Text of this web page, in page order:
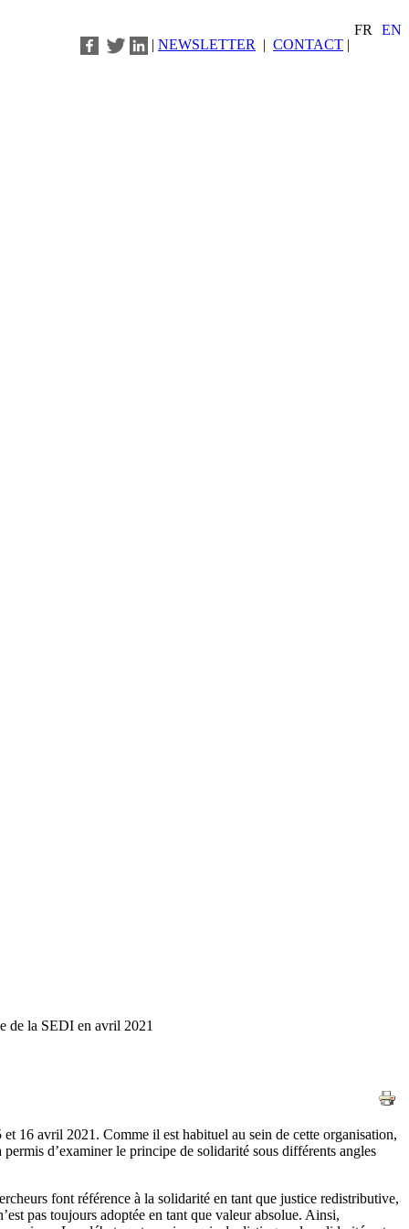
FR
EN
| NEWSLETTER | CONTACT |
de la SEDI en avril 2021
16 avril 2021. Comme il est habituel au sein de cette organisation,
d’examiner le principe de solidarité sous différents angles
font référence à la solidarité en tant que justice redistributive,
pas toujours adoptée en tant que valeur absolue. Ainsi,